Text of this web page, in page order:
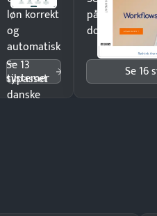
løn korrekt
og
automatisk
—
tilpasset
danske
Se 13
systemer
på minutter
dokumenter.
Se 16